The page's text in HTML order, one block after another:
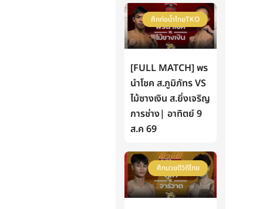
ศึกท่อน้ำไทยTKO
[FULL MATCH] พร
นำโชค ส.ภูมิภัทร VS
ไม้ซางเงิน ส.ยิ่งเจริญ
การช่าง| อาทิตย์ 9
ส.ค 69
ศึกมวยดีวิถีไทย